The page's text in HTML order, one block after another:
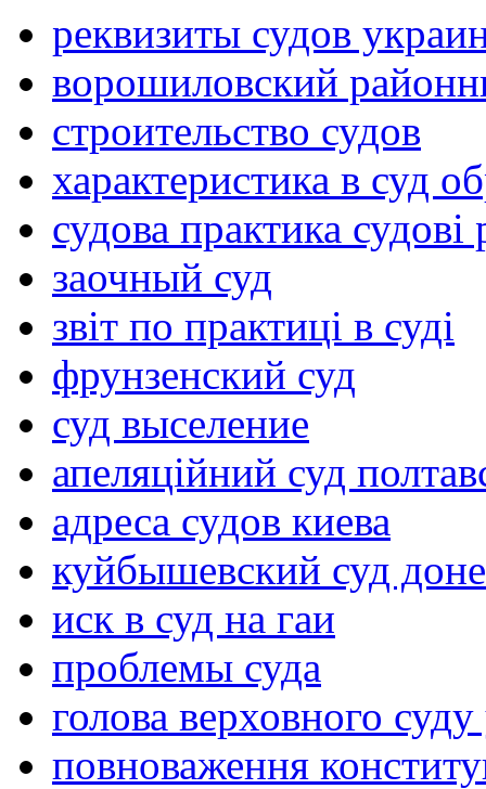
реквизиты судов
ворошиловский
строительство судов
характеристика в суд
судова практика
заочный суд
звіт по практиці в суді
фрунзенский суд
суд выселение
апеляційний суд
адреса судов киева
куйбышевский суд
иск в суд на гаи
проблемы суда
голова верховного
повноваження